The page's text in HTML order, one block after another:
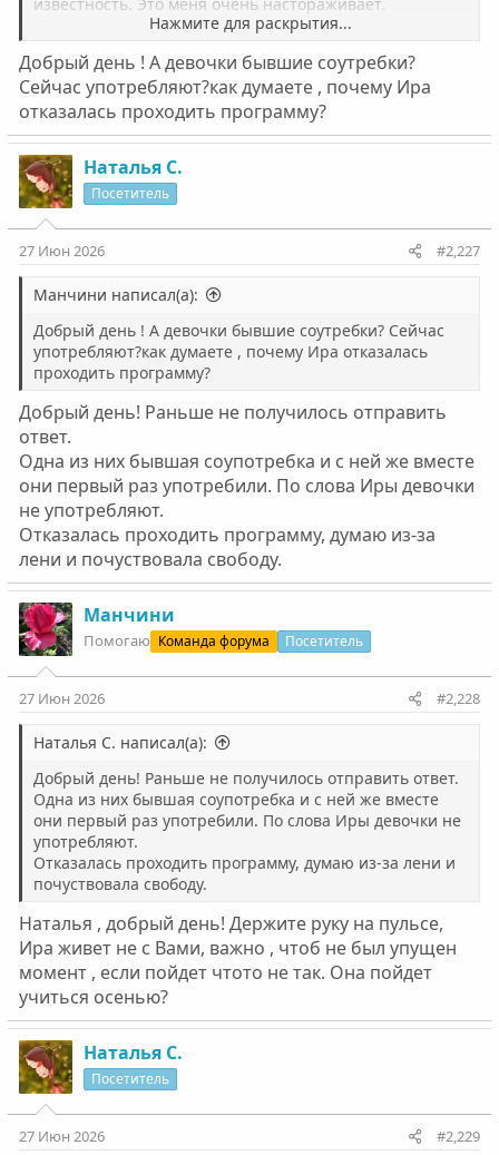
На форуме отказалась проходить до конца программу,
возвращаться, что не видит в этом смысла , уже всё
осознала (её слова).
Нажмите для раскрытия...
Добрый день ! А девочки бывшие соутребки?
Сейчас употребляют?как думаете , почему Ира
отказалась проходить программу?
Наталья С.
Посетитель
27 Июн 2026 #2,227
Манчини написал(а):
Добрый день ! А девочки бывшие соутребки? Сейчас
употребляют?как думаете , почему Ира отказалась
проходить программу?
Добрый день! Раньше не получилось отправить
ответ.
Одна из них бывшая соупотребка и с ней же вместе
они первый раз употребили. По слова Иры девочки
не употребляют.
Отказалась проходить программу, думаю из-за
лени и почуствовала свободу.
Манчини
Помогаю Команда форума Посетитель
27 Июн 2026 #2,228
Наталья С. написал(а):
Добрый день! Раньше не получилось отправить ответ.
Одна из них бывшая соупотребка и с ней же вместе
они первый раз употребили. По слова Иры девочки не
употребляют.
Отказалась проходить программу, думаю из-за лени и
почуствовала свободу.
Наталья , добрый день! Держите руку на пульсе,
Ира живет не с Вами, важно , чтоб не был упущен
момент , если пойдет чтото не так. Она пойдет
учиться осенью?
Наталья С.
Посетитель
27 Июн 2026 #2,229